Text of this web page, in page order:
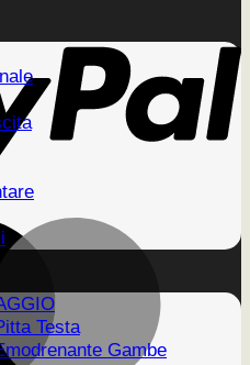
Testa
Gambe